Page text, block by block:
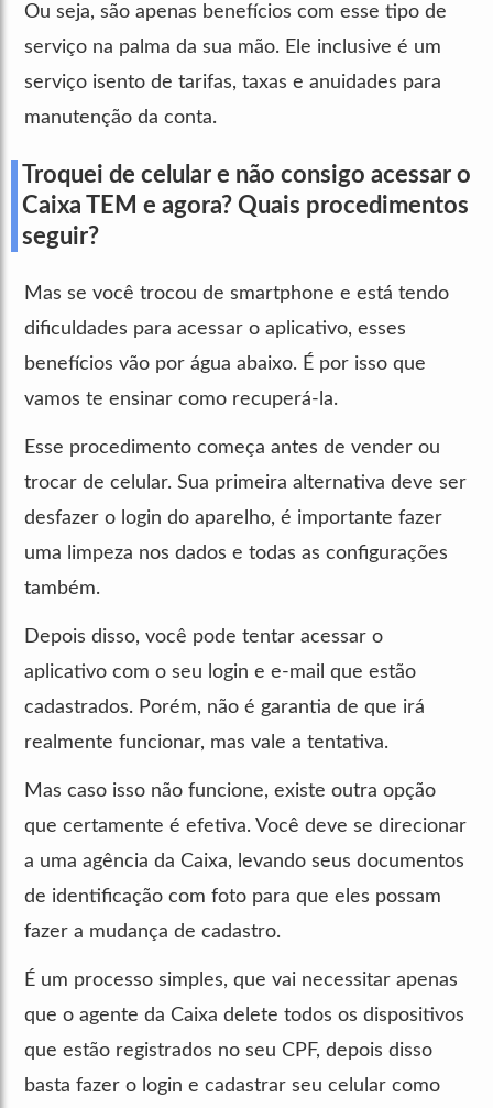
Ou seja, são apenas benefícios com esse tipo de
serviço na palma da sua mão. Ele inclusive é um
serviço isento de tarifas, taxas e anuidades para
manutenção da conta.
Troquei de celular e não consigo acessar o
Caixa TEM e agora? Quais procedimentos
seguir?
Mas se você trocou de smartphone e está tendo
dificuldades para acessar o aplicativo, esses
benefícios vão por água abaixo. É por isso que
vamos te ensinar como recuperá-la.
Esse procedimento começa antes de vender ou
trocar de celular. Sua primeira alternativa deve ser
desfazer o login do aparelho, é importante fazer
uma limpeza nos dados e todas as configurações
também.
Depois disso, você pode tentar acessar o
aplicativo com o seu login e e-mail que estão
cadastrados. Porém, não é garantia de que irá
realmente funcionar, mas vale a tentativa.
Mas caso isso não funcione, existe outra opção
que certamente é efetiva. Você deve se direcionar
a uma agência da Caixa, levando seus documentos
de identificação com foto para que eles possam
fazer a mudança de cadastro.
É um processo simples, que vai necessitar apenas
que o agente da Caixa delete todos os dispositivos
que estão registrados no seu CPF, depois disso
basta fazer o login e cadastrar seu celular como